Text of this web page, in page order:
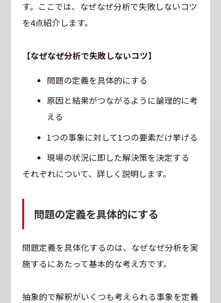
す。ここでは、なぜなぜ分析で失敗しないコツ
を4点紹介します。
【なぜなぜ分析で失敗しないコツ】
問題の定義を具体的にする
原因と結果がつながるように論理的に考
える
1つの事象に対して1つの要素だけ挙げる
現場の状況に即した解決策を決定する
それぞれについて、詳しく説明します。
問題の定義を具体的にする
問題定義を具体化するのは、なぜなぜ分析を実
施するにあたって基本的な考え方です。
抽象的で解釈がいくつも考えられる事象を定義